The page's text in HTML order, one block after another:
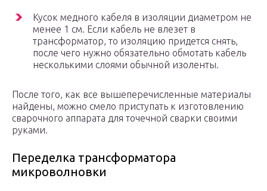
Кусок медного кабеля в изоляции диаметром не
менее 1 см. Если кабель не влезет в
трансформатор, то изоляцию придется снять,
после чего нужно обязательно обмотать кабель
несколькими слоями обычной изоленты.
После того, как все вышеперечисленные материалы
найдены, можно смело приступать к изготовлению
сварочного аппарата для точечной сварки своими
руками.
Переделка трансформатора
микроволновки